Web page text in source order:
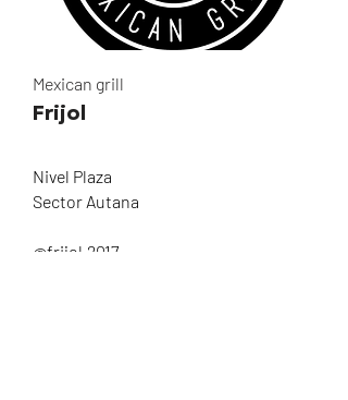
Mexican grill
Frijol
Nivel Plaza
Sector Autana
@frijol.2017